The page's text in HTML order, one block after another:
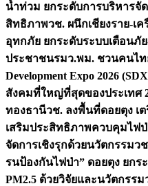
น้ำท่วม ยกระดับการบริหารจั
สิทธิภาพวช. ผนึกเชียงราย-เ
อุทกภัย ยกระดับระบบเตือนภั
ประชาชนรมว.พม. ชวนคนไท
Development Expo 2026
สังคมที่ใหญ่ที่สุดของประเทศ
ทองธานีวช. ลงพื้นที่ดอยตุง เ
เสริมประสิทธิภาพควบคุมไฟ
จัดการเชิงรุกด้วยนวัตกรรมว
รนป้องกันไฟป่า” ดอยตุง ยกร
PM2.5 ด้วยวิจัยและนวัตกรรม